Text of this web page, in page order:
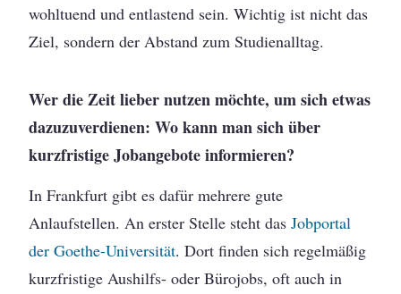
wohltuend und entlastend sein. Wichtig ist nicht das
Ziel, sondern der Abstand zum Studienalltag.
Wer die Zeit lieber nutzen möchte, um sich etwas
dazuzuverdienen: Wo kann man sich über
kurzfristige Jobangebote informieren?
In Frankfurt gibt es dafür mehrere gute
Anlaufstellen. An erster Stelle steht dasJobportal
der Goethe-Universität. Dort finden sich regelmäßig
kurzfristige Aushilfs- oder Bürojobs, oft auch in